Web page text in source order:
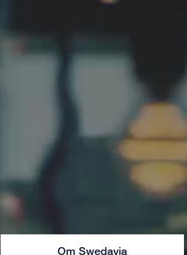
Om Swedavia